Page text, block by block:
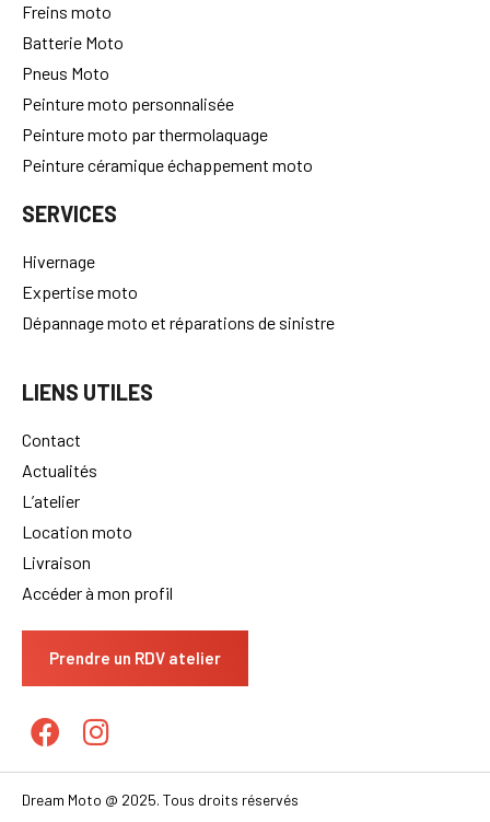
Freins moto
Batterie Moto
Pneus Moto
Peinture moto personnalisée
Peinture moto par thermolaquage
Peinture céramique échappement moto
SERVICES
Hivernage
Expertise moto
Dépannage moto et réparations de sinistre
LIENS UTILES
Contact
Actualités
L’atelier
Location moto
Livraison
Accéder à mon profil
Prendre un RDV atelier
Dream Moto @ 2025. Tous droits réservés